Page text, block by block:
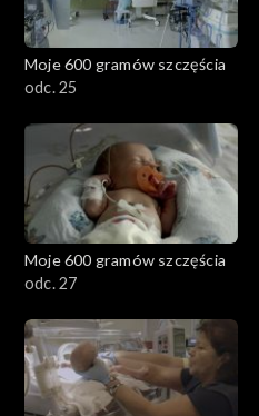
Moje 600 gramów szczęścia
odc. 25
Moje 600 gramów szczęścia
odc. 27